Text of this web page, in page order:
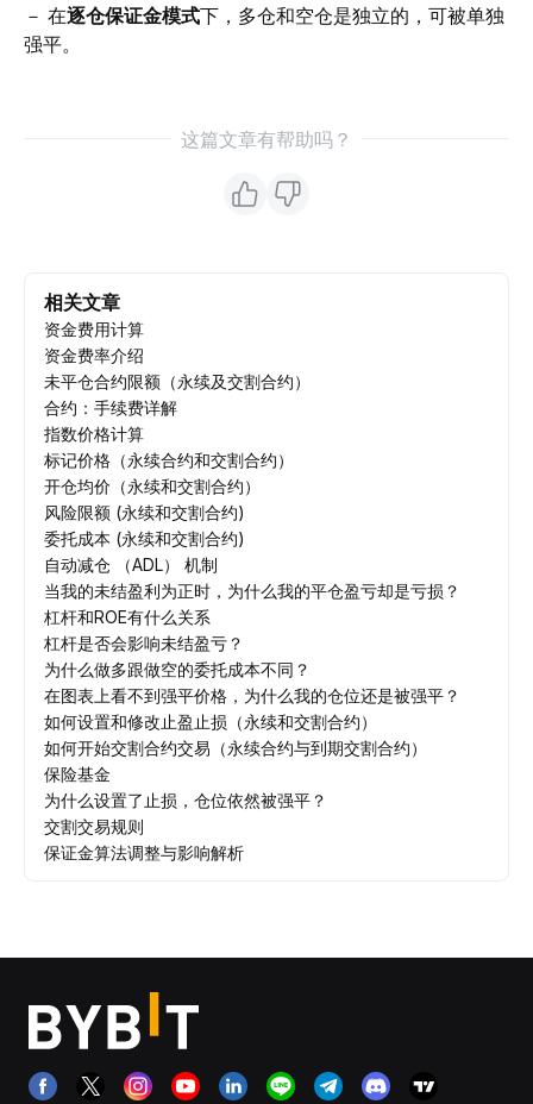
－ 在逐仓保证金模式下，多仓和空仓是独立的，可被单独
强平。
这篇文章有帮助吗？
相关文章
资金费用计算
资金费率介绍
未平仓合约限额（永续及交割合约）
合约：手续费详解
指数价格计算
标记价格（永续合约和交割合约）
开仓均价（永续和交割合约）
风险限额 (永续和交割合约)
委托成本 (永续和交割合约)
自动减仓 （ADL） 机制
当我的未结盈利为正时，为什么我的平仓盈亏却是亏损？
杠杆和ROE有什么关系
杠杆是否会影响未结盈亏？
为什么做多跟做空的委托成本不同？
在图表上看不到强平价格，为什么我的仓位还是被强平？
如何设置和修改止盈止损（永续和交割合约）
如何开始交割合约交易（永续合约与到期交割合约）
保险基金
为什么设置了止损，仓位依然被强平？
交割交易规则
保证金算法调整与影响解析